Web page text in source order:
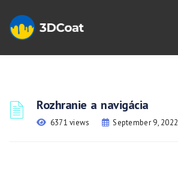
Rozhranie a navigácia
6371 views September 9, 2022